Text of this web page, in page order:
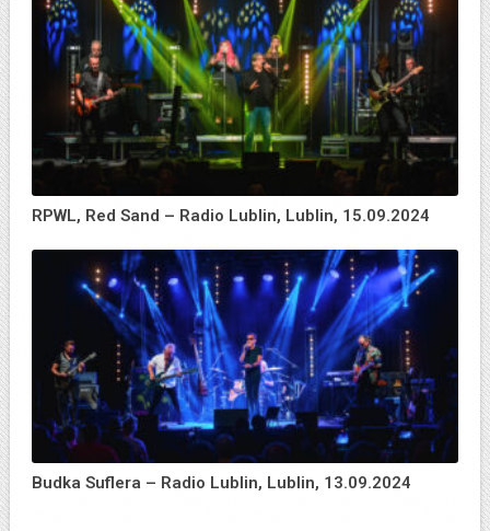
RPWL, Red Sand – Radio Lublin, Lublin, 15.09.2024
Budka Suflera – Radio Lublin, Lublin, 13.09.2024